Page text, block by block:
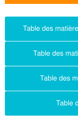
Table des
Table des
Table des
Table